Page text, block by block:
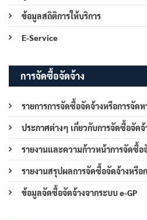
ข้อมูลสถิติการให้บริการ
E-Service
การจัดซื้อจัดจ้าง
รายการการจัดซื้อจัดจ้างหรือการจัด
ประกาศต่างๆ เกี่ยวกับการจัดซื้อจัด
รายงานและความก้าวหน้าการจัดซื้
รายงานสรุปผลการจัดซื้อจัดจ้างหรื
ข้อมูลจัดซื้อจัดจ้างจากระบบ e-GP